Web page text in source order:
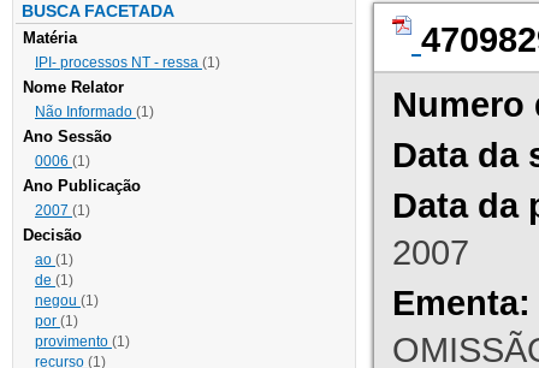
BUSCA FACETADA
Matéria
IPI- processos NT - ressa (1)
Nome Relator
Não Informado (1)
Ano Sessão
0006 (1)
Ano Publicação
2007 (1)
Decisão
ao (1)
de (1)
negou (1)
por (1)
provimento (1)
recurso (1)
Numero
Data da
Data da
2007
Ementa: